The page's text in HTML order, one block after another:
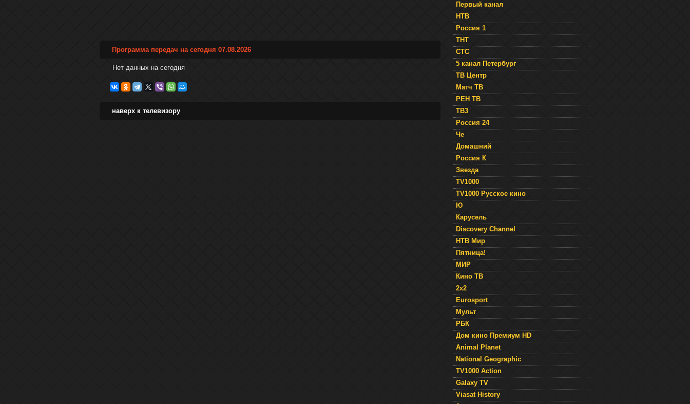
Программа передач на сегодня 07.08.2026
Нет данных на сегодня
наверх к телевизору
Первый канал
НТВ
Россия 1
ТНТ
СТС
5 канал Петербург
ТВ Центр
Матч ТВ
РЕН ТВ
ТВ3
Россия 24
Че
Домашний
Россия К
Звезда
TV1000
TV1000 Русское кино
Ю
Карусель
Discovery Channel
НТВ Мир
Пятница!
МИР
Кино ТВ
2x2
Eurosport
Мульт
РБК
Дом кино Премиум HD
Animal Planet
National Geographic
TV1000 Action
Galaxy TV
Viasat History